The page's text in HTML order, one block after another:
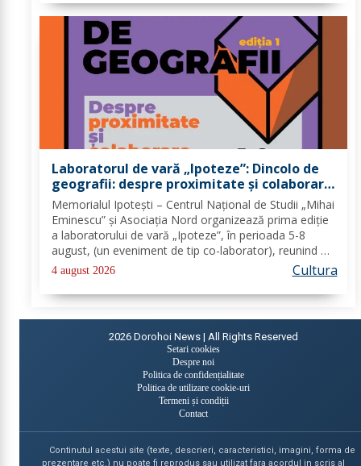
Laboratorul de vară „Ipoteze”: Dincolo de
geografii: despre proximitate și colaborare
în sectorul cultural
Memorialul Ipotești – Centrul Național de Studii „Mihai
Eminescu” și Asociația Nord organizează prima ediție
a laboratorului de vară „Ipoteze”, în perioada 5-8
august, (un eveniment de tip co-laborator), reunind 20
de profesioniști din domeniul cultural din România,
Republica Moldova, Ucraina și...
4 august 2026 Cultura
2026 Dorohoi News | All Rights Reserved
Setari cookies
Despre noi
Politica de confidențialitate
Politica de utilizare cookie-uri
Termeni și condiții
Contact
Continutul acestui site (texte, descrieri, caracteristici, imagini, forma de
prezentare etc.) nu poate fi reprodus sau utilizat fara acordul in scris al